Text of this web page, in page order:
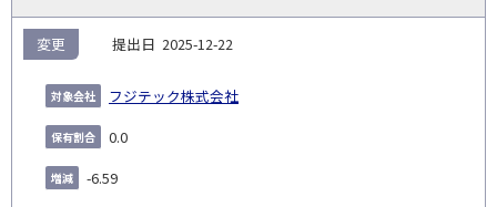
2025-12-22
フジテック株式会社
変更
0.0
-6.59